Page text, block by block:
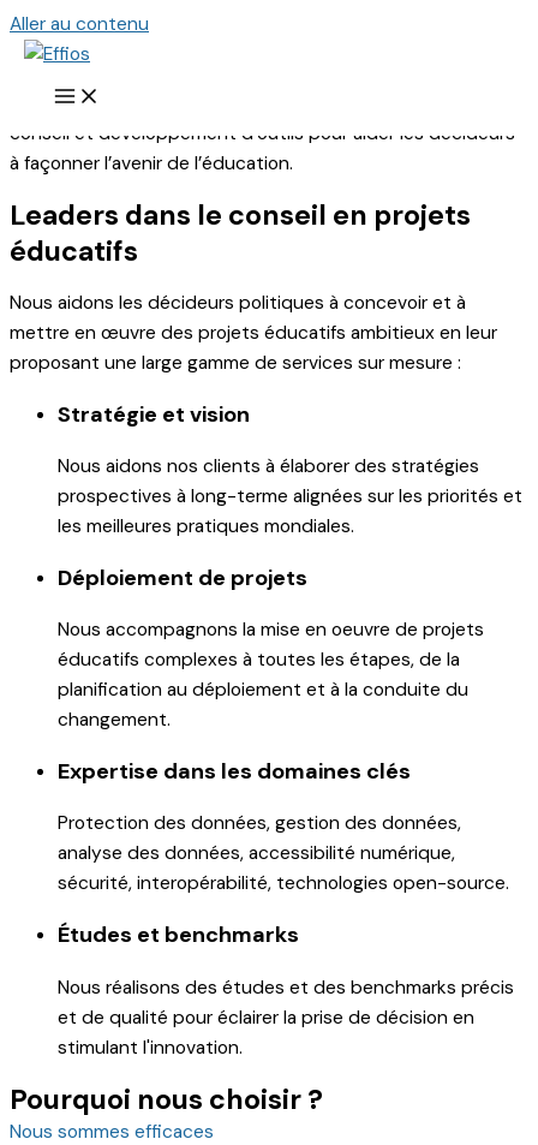
Aller au contenu
Bâtir l'enseignement de demain
Chez Effios, nous proposons une approche unique alliant
conseil et développement d’outils pour aider les décideurs
à façonner l’avenir de l’éducation.
Leaders dans le conseil en projets
éducatifs
Nous aidons les décideurs politiques à concevoir et à
mettre en œuvre des projets éducatifs ambitieux en leur
proposant une large gamme de services sur mesure :
Stratégie et vision
Nous aidons nos clients à élaborer des stratégies
prospectives à long-terme alignées sur les priorités et
les meilleures pratiques mondiales.
Déploiement de projets
Nous accompagnons la mise en oeuvre de projets
éducatifs complexes à toutes les étapes, de la
planification au déploiement et à la conduite du
changement.
Expertise dans les domaines clés
Protection des données, gestion des données,
analyse des données, accessibilité numérique,
sécurité, interopérabilité, technologies open-source.
Études et benchmarks
Nous réalisons des études et des benchmarks précis
et de qualité pour éclairer la prise de décision en
stimulant l'innovation.
Pourquoi nous choisir ?
Nous sommes efficaces